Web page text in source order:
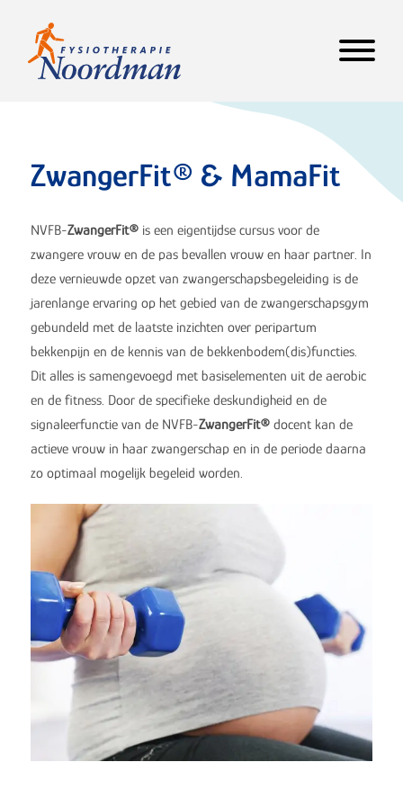
ZwangerFit® & MamaFit
NVFB-ZwangerFit®is een eigentijdse cursus voor de
zwangere vrouw en de pas bevallen vrouw en haar partner. In
deze vernieuwde opzet van zwangerschapsbegeleiding is de
jarenlange ervaring op het gebied van de zwangerschapsgym
gebundeld met de laatste inzichten over peripartum
bekkenpijn en de kennis van de bekkenbodem(dis)functies.
Dit alles is samengevoegd met basiselementen uit de aerobic
en de fitness. Door de specifieke deskundigheid en de
signaleerfunctie van de NVFB-ZwangerFit®docent kan de
actieve vrouw in haar zwangerschap en in de periode daarna
zo optimaal mogelijk begeleid worden.